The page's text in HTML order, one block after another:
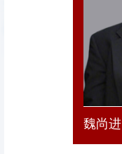
魏尚进